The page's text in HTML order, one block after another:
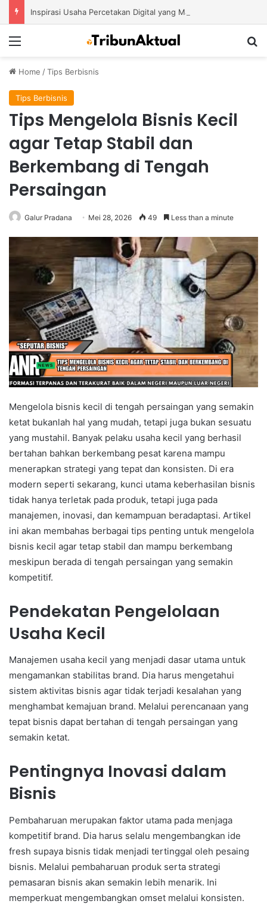
Home /Tips Berbisnis
Tips Berbisnis
Tips Mengelola Bisnis Kecil
agar Tetap Stabil dan
Berkembang di Tengah
Persaingan
Galur Pradana Mei 28, 2026 49 Less than a minute
Mengelola bisnis kecil di tengah persaingan yang semakin
ketat bukanlah hal yang mudah, tetapi juga bukan sesuatu
yang mustahil. Banyak pelaku usaha kecil yang berhasil
bertahan bahkan berkembang pesat karena mampu
menerapkan strategi yang tepat dan konsisten. Di era
modern seperti sekarang, kunci utama keberhasilan bisnis
tidak hanya terletak pada produk, tetapi juga pada
manajemen, inovasi, dan kemampuan beradaptasi. Artikel
ini akan membahas berbagai tips penting untuk mengelola
bisnis kecil agar tetap stabil dan mampu berkembang
meskipun berada di tengah persaingan yang semakin
kompetitif.
Pendekatan Pengelolaan
Usaha Kecil
Manajemen usaha kecil yang menjadi dasar utama untuk
mengamankan stabilitas brand. Dia harus mengetahui
sistem aktivitas bisnis agar tidak terjadi kesalahan yang
menghambat kemajuan brand. Melalui perencanaan yang
tepat bisnis dapat bertahan di tengah persaingan yang
semakin ketat.
Pentingnya Inovasi dalam
Bisnis
Pembaharuan merupakan faktor utama pada menjaga
kompetitif brand. Dia harus selalu mengembangkan ide
fresh supaya bisnis tidak menjadi tertinggal oleh pesaing
bisnis. Melalui pembaharuan produk serta strategi
pemasaran bisnis akan semakin lebih menarik. Ini
memperkuat mengembangkan omset melalui konsisten.